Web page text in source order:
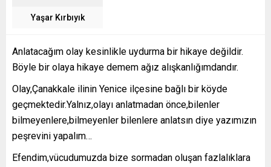
Yaşar Kırbıyık
Anlatacağım olay kesinlikle uydurma bir hikaye değildir.
Böyle bir olaya hikaye demem ağız alışkanlığımdandır.
Olay,Çanakkale ilinin Yenice ilçesine bağlı bir köyde
geçmektedir.Yalnız,olayı anlatmadan önce,bilenler
bilmeyenlere,bilmeyenler bilenlere anlatsın diye yazımızın
peşrevini yapalım…
Efendim,vücudumuzda bize sormadan oluşan fazlalıklara